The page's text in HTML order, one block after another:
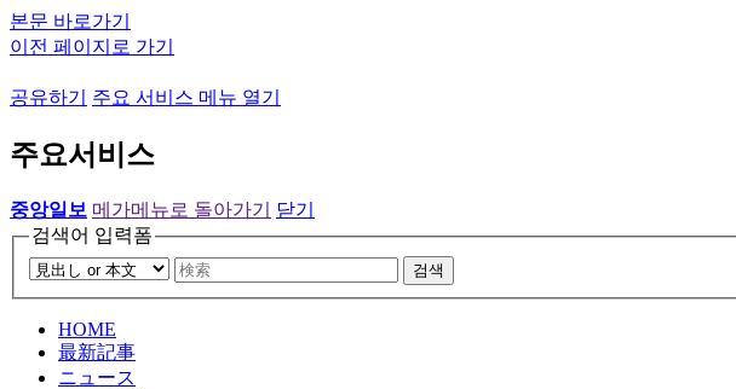
본문 바로가기
이전 페이지로 가기
공유하기 주요 서비스 메뉴 열기
주요서비스
중앙일보 메가메뉴로 돌아가기
닫기
검색어 입력폼
검색
HOME
最新記事
ニュース